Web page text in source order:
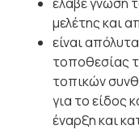
μελέτης και
είναι
τοποθεσίας
τοπικών
για το είδος
έναρξη και